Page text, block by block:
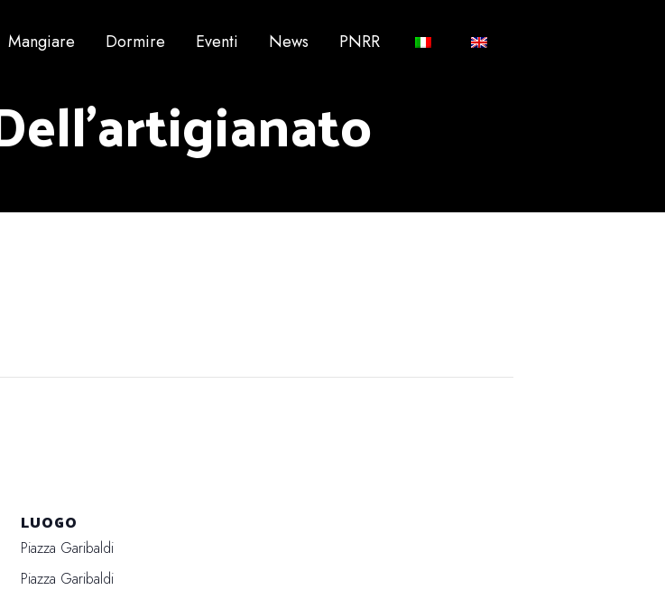
Mangiare Dormire Eventi News PNRR
LUOGO
Piazza Garibaldi
Piazza Garibaldi